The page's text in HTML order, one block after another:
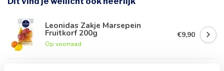
Leonidas Zakje Marsepein
Fruitkorf 200g
Op voorraad
€9,90